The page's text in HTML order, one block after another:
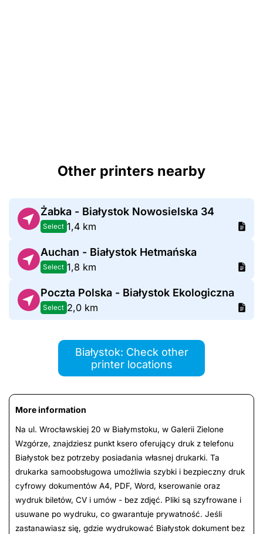
Other printers nearby
Żabka - Białystok Nowosielska 34
Select 1,4 km
Auchan - Białystok Hetmańska
Select 1,8 km
Poczta Polska - Białystok Ekologiczna
Select 2,0 km
Białystok: Check other
printer locations
More information
Na ul. Wrocławskiej 20 w Białymstoku, w Galerii Zielone
Wzgórze, znajdziesz punkt ksero oferujący druk z telefonu
Białystok bez potrzeby posiadania własnej drukarki. Ta
drukarka samoobsługowa umożliwia szybki i bezpieczny druk
cyfrowy dokumentów A4, PDF, Word, kserowanie oraz
wydruk biletów, CV i umów - bez zdjęć. Pliki są szyfrowane i
usuwane po wydruku, co gwarantuje prywatność. Jeśli
zastanawiasz się, gdzie wydrukować Białystok dokument bez